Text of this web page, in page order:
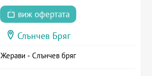
виж офертата
Слънчев Бряг
Жерави - Слънчев бряг